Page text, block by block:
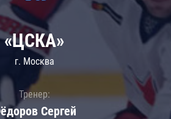
«ЦСКА»
г. Москва
Тренер:
Сергей